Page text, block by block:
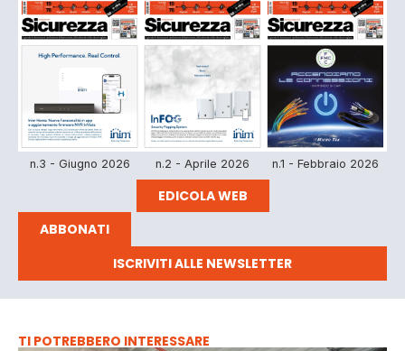
n.3 - Giugno 2026 n.2 - Aprile 2026 n.1 - Febbraio 2026
EDICOLA WEB
ABBONATI
ISCRIVITI ALLE NEWSLETTER
TI POTREBBERO INTERESSARE